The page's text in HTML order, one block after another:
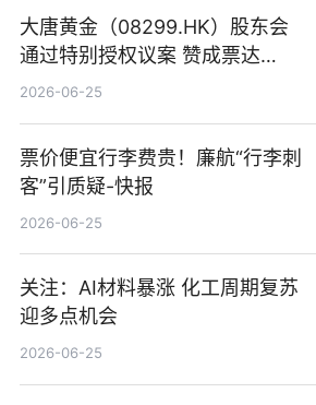
大唐黄金（08299.HK）股东会
通过特别授权议案 赞成票达
100%_新动态
2026-06-25
票价便宜行李费贵！廉航“行李刺
客”引质疑-快报
2026-06-25
关注：AI材料暴涨 化工周期复苏
迎多点机会
2026-06-25